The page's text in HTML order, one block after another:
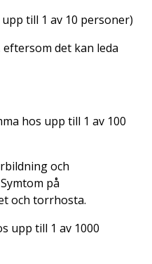
till 1 av 10 personer)
det kan leda
hos upp till 1 av 100
och
på
och torrhosta.
upp till 1 av 1000